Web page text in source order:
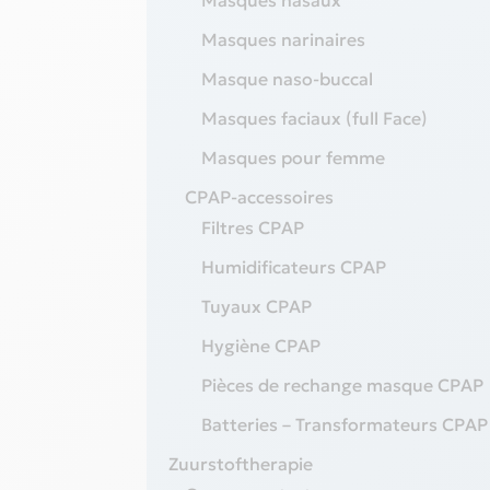
Masques narinaires
Masque naso-buccal
Masques faciaux (full Face)
Masques pour femme
CPAP-accessoires
Filtres CPAP
Humidificateurs CPAP
Tuyaux CPAP
Hygiène CPAP
Pièces de rechange masque CPAP
Batteries – Transformateurs CPAP
Zuurstoftherapie